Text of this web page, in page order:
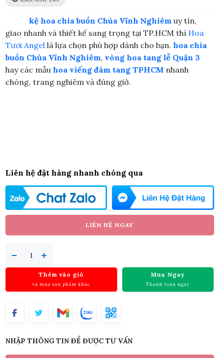
kệ hoa chia buồn Chùa Vĩnh Nghiêmuy tín,
giao nhanh và thiết kế sang trọng tại TP.HCM thì Hoa
Tươi Angellà lựa chọn phù hợp dành cho bạn. hoa chia
buồn Chùa Vĩnh Nghiêm, vòng hoa tang lễ Quận 3
hay các mẫu hoa viếng đám tang TPHCM nhanh
chóng, trang nghiêm và đúng giờ.
Liên hệ đặt hàng nhanh chóng qua
LIÊN HỆ NGAY
Thêm vào giỏ
và mua sản phẩm khác
Mua Ngay
Thanh toán ngay
NHẬP THÔNG TIN ĐỂ ĐƯỢC TƯ VẤN